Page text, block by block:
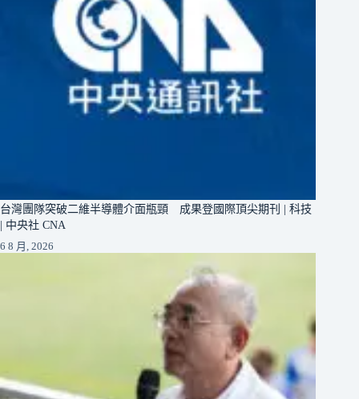
台灣團隊突破二維半導體介面瓶頸 成果登國際頂尖期刊 | 科技
| 中央社 CNA
6 8 月, 2026